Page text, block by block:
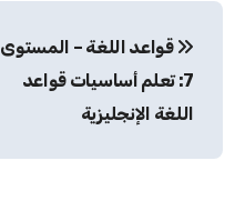
المقالات
قواعد اللغة – المستوى
7: تعلم أساسيات قواعد
اللغة الإنجليزية